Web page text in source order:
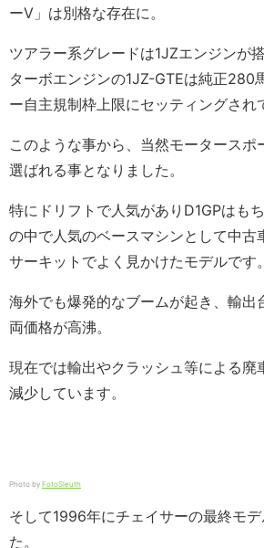
ーV」は別格な存在に。
ツアラー系グレードは1JZエンジンが
ターボエンジンの1JZ-GTEは純正280
ー自主規制枠上限にセッティングされ
このような事から、当然モータースポ
選ばれる事となりました。
特にドリフトで人気がありD1GPはも
の中で人気のベースマシンとして中古
サーキットでよく見かけたモデルです。
海外でも爆発的なブームが起き、輸出
両価格が高沸。
現在では輸出やクラッシュ等による廃
減少しています。
Photo by FotoSleuth
そして1996年にチェイサーの最終モ
た。